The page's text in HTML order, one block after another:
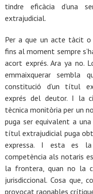
tindre eficàcia d’una
extrajudicial.
Per a que un acte tàcit o
fins al moment sempre
acort exprés. Ara ya no.
emmaixquerar
constitució d’un títul
exprés del deutor. I la
tècnica monitòria per un
puga ser equivalent a
títul extrajudicial puga
expressa. I esta es
competència als notaris
la frontera, quan no la
jurisdiccional. Cosa que,
provocat raonables